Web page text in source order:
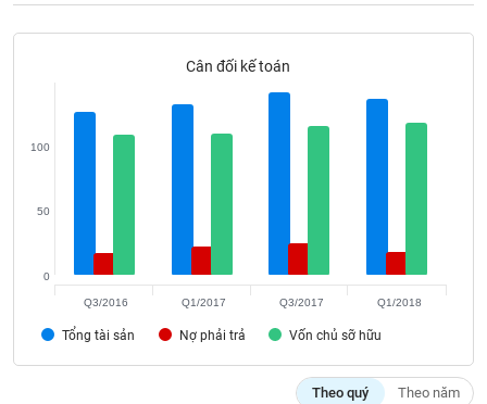
Cân đối kế toán
Tổng tài sản Nợ phải trả Vốn chủ sỡ hữu
0
50
100
Q3/2016 Q1/2017 Q3/2017 Q1/2018
Theo quý Theo năm
Tin
tức
của
(-)
Báo
tích